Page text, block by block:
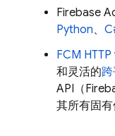
Firebase
Python、
FCM HTTP
和灵活的
API（
其所有固有